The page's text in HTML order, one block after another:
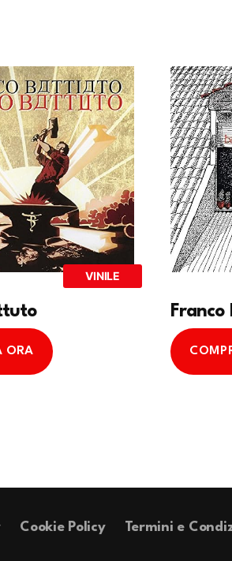
VINILE
ORA
Cookie Policy Termini e